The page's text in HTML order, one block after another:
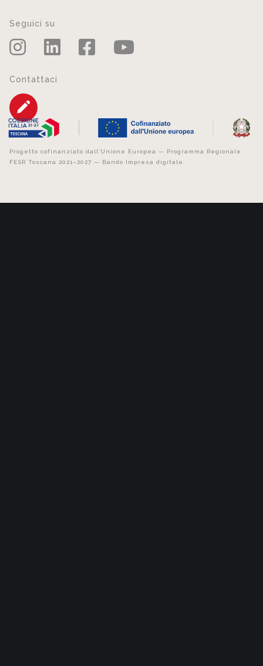
Seguici su
Contattaci
Progetto cofinanziato dall’Unione Europea — Programma Regionale
FESR Toscana 2021–2027 — Bando Impresa digitale.